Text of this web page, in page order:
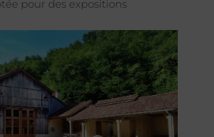
pour des expositions